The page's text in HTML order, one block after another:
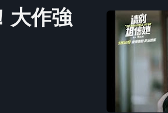
大作強